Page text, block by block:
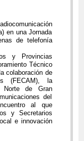
en una Jornada
de telefonía
y Provincias
Técnico
colaboración de
(FECAM), la
Norte de Gran
del
al que
y Secretarios
e innovación